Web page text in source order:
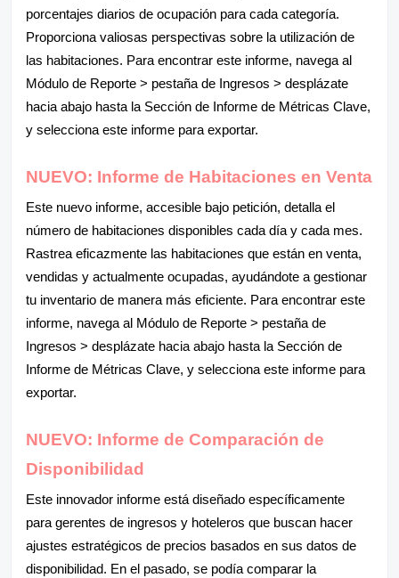
porcentajes diarios de ocupación para cada categoría.
Proporciona valiosas perspectivas sobre la utilización de
las habitaciones. Para encontrar este informe, navega al
Módulo de Reporte > pestaña de Ingresos > desplázate
hacia abajo hasta la Sección de Informe de Métricas Clave,
y selecciona este informe para exportar.
NUEVO: Informe de Habitaciones en Venta
Este nuevo informe, accesible bajo petición, detalla el
número de habitaciones disponibles cada día y cada mes.
Rastrea eficazmente las habitaciones que están en venta,
vendidas y actualmente ocupadas, ayudándote a gestionar
tu inventario de manera más eficiente. Para encontrar este
informe, navega al Módulo de Reporte > pestaña de
Ingresos > desplázate hacia abajo hasta la Sección de
Informe de Métricas Clave, y selecciona este informe para
exportar.
NUEVO: Informe de Comparación de
Disponibilidad
Este innovador informe está diseñado específicamente
para gerentes de ingresos y hoteleros que buscan hacer
ajustes estratégicos de precios basados en sus datos de
disponibilidad. En el pasado, se podía comparar la